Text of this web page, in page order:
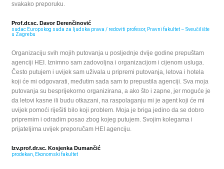
svakako preporuku.
Prof.dr.sc. Davor Derenčinović
sudac Europskog suda za ljudska prava / redoviti profesor, Pravni fakultet – Sveučilište
u Zagrebu
Organizaciju svih mojih putovanja u posljednje dvije godine prepuštam
agenciji HEI. Iznimno sam zadovoljna i organizacijom i cijenom usluga.
Često putujem i uvijek sam uživala u pripremi putovanja, letova i hotela
koji će mi odgovarati, međutim sada sam to prepustila agenciji. Sva moja
putovanja su besprijekorno organizirana, a ako što i zapne, jer moguće je
da letovi kasne ili budu otkazani, na raspolaganju mi je agent koji će mi
uvijek pomoći riješiti bilo koji problem. Moja je briga jedino da se dobro
pripremim i odradim posao zbog kojeg putujem. Svojim kolegama i
prijateljima uvijek preporučam HEI agenciju.
Izv.prof.dr.sc. Kosjenka Dumančić
prodekan, Ekonomski fakultet